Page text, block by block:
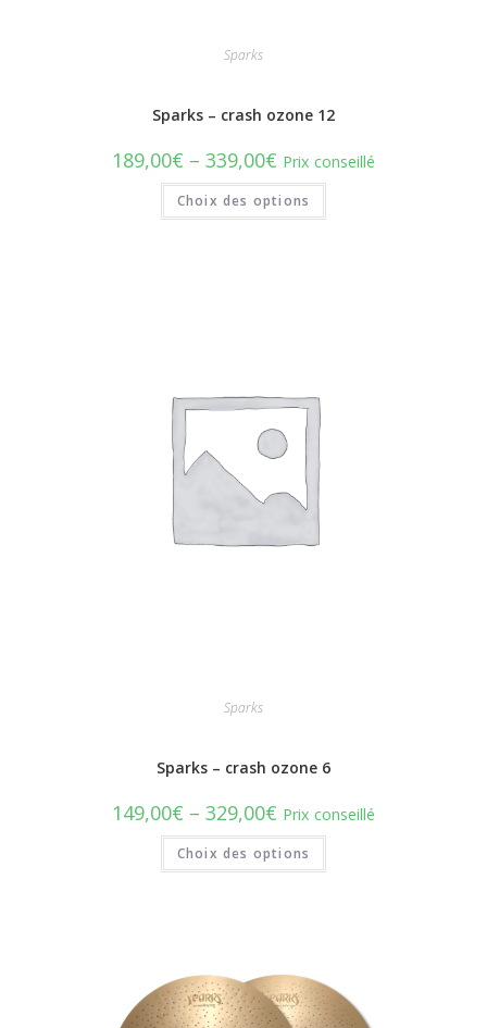
Sparks
Sparks – crash ozone 12
189,00€ – 339,00€ Prix conseillé
Choix des options
Sparks
Sparks – crash ozone 6
149,00€ – 329,00€ Prix conseillé
Choix des options